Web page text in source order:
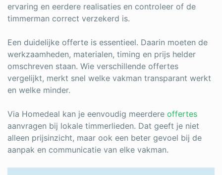
ervaring en eerdere realisaties en controleer of de
timmerman correct verzekerd is.
Een duidelijke offerte is essentieel. Daarin moeten de
werkzaamheden, materialen, timing en prijs helder
omschreven staan. Wie verschillende offertes
vergelijkt, merkt snel welke vakman transparant werkt
en welke minder.
Via Homedeal kan je eenvoudig meerdere offertes
aanvragen bij lokale timmerlieden. Dat geeft je niet
alleen prijsinzicht, maar ook een beter gevoel bij de
aanpak en communicatie van elke vakman.